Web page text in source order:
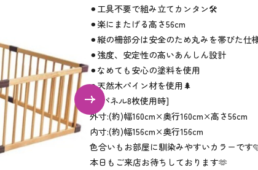
⚫︎工具不要で組み立てカンタン🛠️
⚫︎楽にまたげる高さ56cm
⚫︎縦の柵部分は安全のため丸みを帯びた仕
⚫︎強度、安定性の高いあんしん設計
⚫︎なめても安心の塗料を使用
⚫︎天然木パイン材を使用🌲
[全パネル8枚使用時]
外寸:(約)幅160cm×奥行160cm×高さ56cm
内寸:(約)幅156cm×奥行156cm
色合いもお部屋に馴染みやすいカラーです
本日もご来店お待ちしております🫶